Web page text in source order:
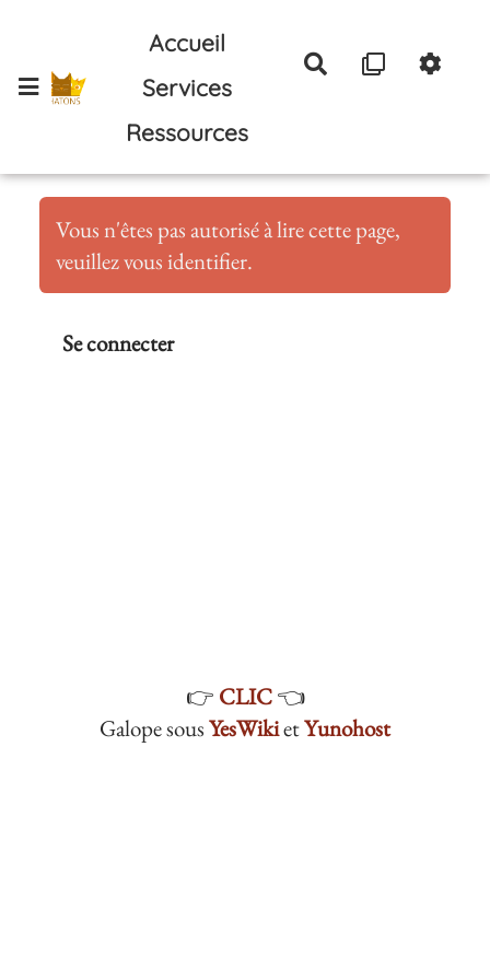
Aller au contenu principal
Accueil
Services
Ressources
Rechercher
Vous n'êtes pas autorisé à lire cette page,
veuillez vous identifier.
Se connecter
👉 CLIC👈
Galope sousYesWikietYunohost